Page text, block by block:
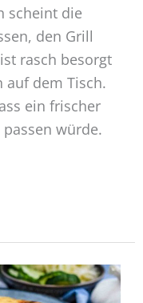
scheint die
den Grill
rasch besorgt
auf dem Tisch.
ein frischer
würde.